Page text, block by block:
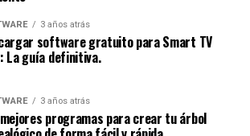
3 años atrás
software gratuito para Smart TV
La guía definitiva.
3 años atrás
programas para crear tu árbol